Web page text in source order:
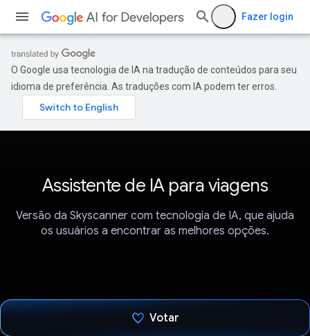
Fazer login
O Google usa tecnologia de IA na tradução de conteúdos para seu
idioma de preferência. As traduções com IA podem ter erros.
Assistente de IA para viagens
Versão da Skyscanner com tecnologia de IA, que ajuda
os usuários a encontrar as melhores opções.
Votar